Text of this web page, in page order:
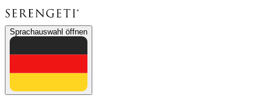
Sprachauswahl öffnen